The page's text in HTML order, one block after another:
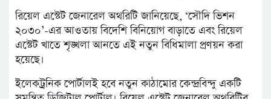
রিয়েল এস্টেট জেনারেল অথরিটি জানিয়েছে, ‘সৌদি ভিশন
২০৩০’-এর আওতায় বিদেশি বিনিয়োগ বাড়াতে এবং রিয়েল
এস্টেট খাতে শৃঙ্খলা আনতে এই নতুন বিধিমালা প্রণয়ন করা
হয়েছে।
ইলেকট্রনিক পোর্টালই হবে নতুন কাঠামোর কেন্দ্রবিন্দু একটি